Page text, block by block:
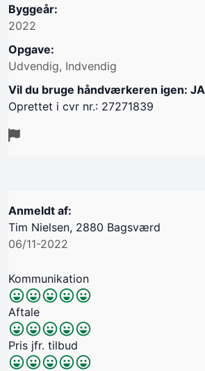
Byggeår:
2022
Opgave:
Udvendig, Indvendig
Vil du bruge håndværkeren igen: JA
Oprettet i cvr nr.: 27271839
Anmeldt af:
Tim Nielsen, 2880 Bagsværd
06/11-2022
Kommunikation
Aftale
Pris jfr. tilbud